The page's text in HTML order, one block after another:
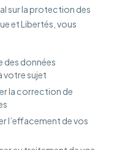
sur la protection des
et Libertés, vous
des données
votre sujet
la correction de
l’effacement de vos